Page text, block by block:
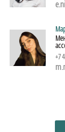
+7